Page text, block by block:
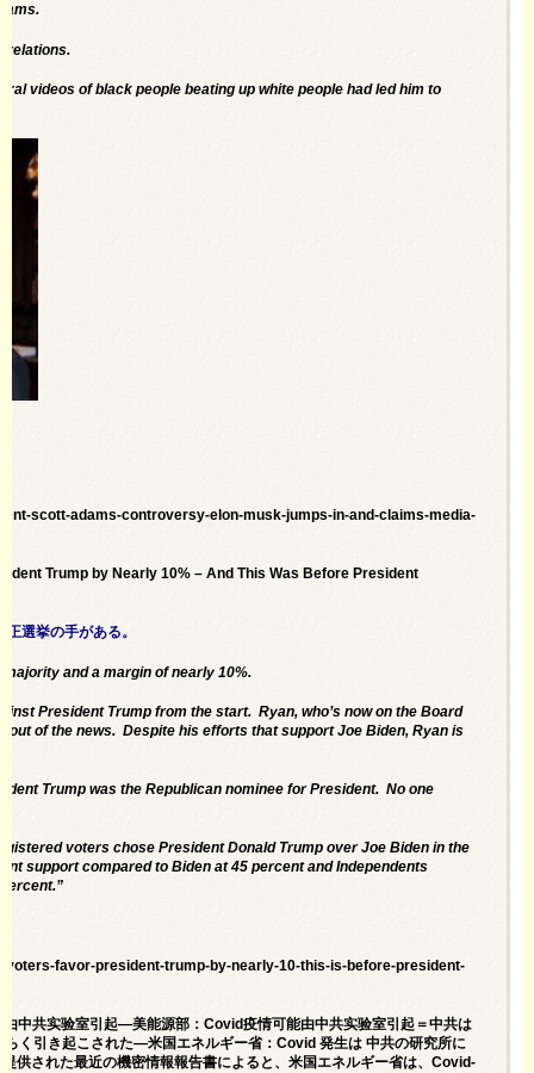
relations.
videos of black people beating up white people had led him to
scott-adams-controversy-elon-musk-jumps-in-and-claims-media-
Trump by Nearly 10% – And This Was Before President
選挙の手がある。
and a margin of nearly 10%.
President Trump from the start. Ryan, who’s now on the Board
out of the news. Despite his efforts that support Joe Biden, Ryan is
Trump was the Republican nominee for President. No one
voters chose President Donald Trump over Joe Biden in the
support compared to Biden at 45 percent and Independents
voters-favor-president-trump-by-nearly-10-this-is-before-president-
中共实验室引起—美能源部：Covid疫情可能由中共实验室引起＝中共は
く引き起こされた—米国エネルギー省：Covid 発生は 中共の研究所に
供された最近の機密情報報告書によると、米国エネルギー省は、Covid-